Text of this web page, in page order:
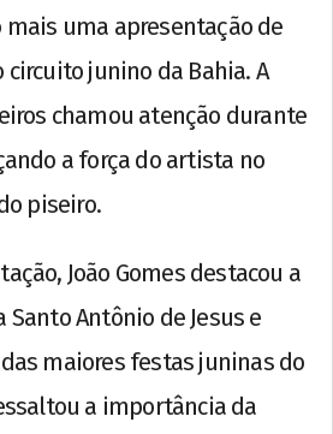
mais uma apresentação de
junino da Bahia. A
chamou atenção durante
a força do artista no
piseiro.
João Gomes destacou a
Antônio de Jesus e
maiores festas juninas do
a importância da